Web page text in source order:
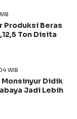
Produksi Beras
Ton Disita
WIB
Didik
Jadi Lebih